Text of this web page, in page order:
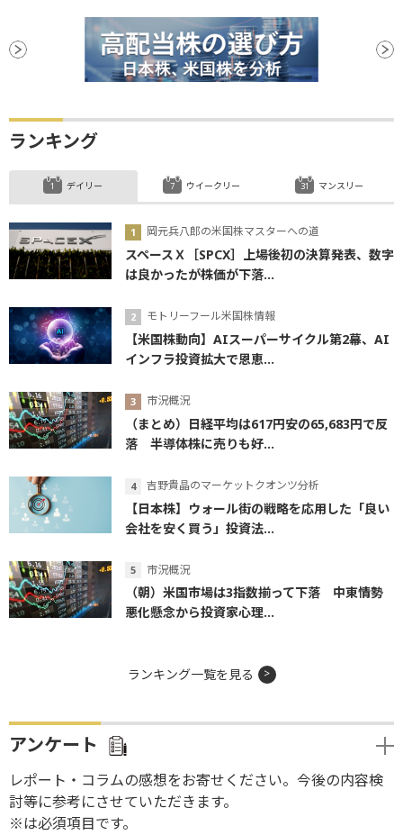
ランキング
デイリー
岡元兵八郎の米国株マスターへの道
スペースＸ［SPCX］上場後初の決算発表、数字
は良かったが株価が下落...
モトリーフール米国株情報
【米国株動向】AIスーパーサイクル第2幕、AI
インフラ投資拡大で恩恵...
市況概況
（まとめ）日経平均は617円安の65,683円で反
落 半導体株に売りも好...
吉野貴晶のマーケットクオンツ分析
【日本株】ウォール街の戦略を応用した「良い
会社を安く買う」投資法...
市況概況
（朝）米国市場は3指数揃って下落 中東情勢
悪化懸念から投資家心理...
ウイークリー マンスリー
ランキング一覧を見る
アンケート
レポート・コラムの感想をお寄せください。今後の内容検
討等に参考にさせていただきます。
※は必須項目です。